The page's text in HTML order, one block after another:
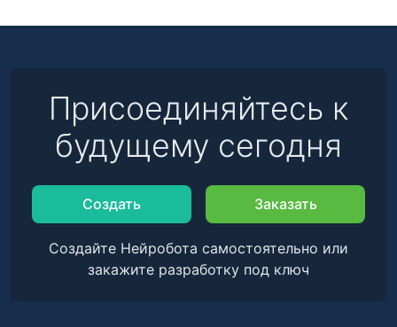
Присоединяйтесь к
будущему сегодня
Создать Заказать
Создайте Нейробота самостоятельно или
закажите разработку под ключ